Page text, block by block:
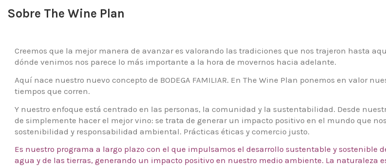
Sobre The Wine Plan
Creemos que la mejor manera de avanzar es valorando las tradiciones que nos trajeron hasta
dónde venimos nos parece lo más importante a la hora de movernos hacia adelante.
Aquí nace nuestro nuevo concepto de BODEGA FAMILIAR. En The Wine Plan ponemos en valor
tiempos que corren.
Y nuestro enfoque está centrado en las personas, la comunidad y la sustentabilidad. Desde
de simplemente hacer el mejor vino: se trata de generar un impacto positivo en el mundo que
sostenibilidad y responsabilidad ambiental. Prácticas éticas y comercio justo.
Es nuestro programa a largo plazo con el que impulsamos el desarrollo sustentable y sostenible
agua y de las tierras, generando un impacto positivo en nuestro medio ambiente. La naturaleza